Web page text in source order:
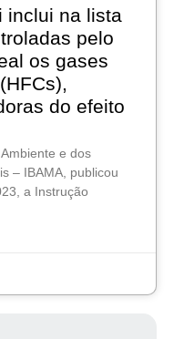
inclui na lista
pelo
os gases
do efeito
e dos
– IBAMA, publicou
a Instrução